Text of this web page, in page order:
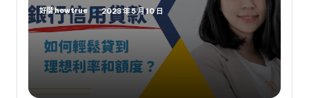
Posted
by
好厝 howtrue 2023 年 5 月 10 日